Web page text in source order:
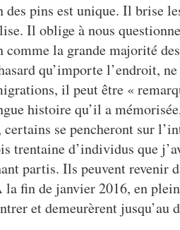
pins est unique. Il brise
Il oblige à nous
comme la grande majorité
qu’importe l’endroit,
il peut être «
histoire qu’il a
se pencheront sur
trentaine d’individus que
partis. Ils peuvent revenir
la fin de janvier 2016, en
et demeurèrent jusqu’au